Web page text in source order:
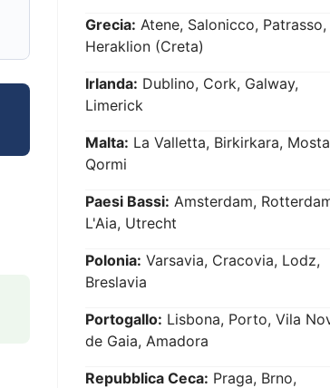
Grecia: Atene, Salonicco, Patrasso,
Heraklion (Creta)
Irlanda: Dublino, Cork, Galway,
Limerick
Malta: La Valletta, Birkirkara,
Qormi
Paesi Bassi: Amsterdam,
L'Aia, Utrecht
Polonia: Varsavia, Cracovia, Lodz,
Breslavia
Portogallo: Lisbona, Porto, Vila
de Gaia, Amadora
Repubblica Ceca: Praga, Brno,